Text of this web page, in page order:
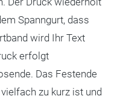
Spanngurt, dass
wird Ihr Text
erfolgt
Das Festende
zu kurz ist und